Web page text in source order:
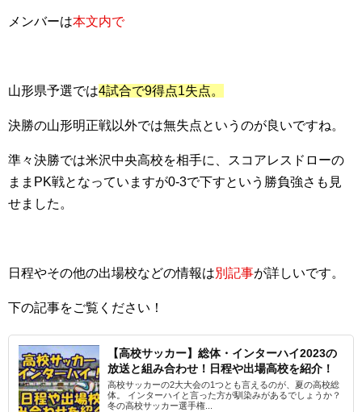
メンバーは本文内で
山形県予選では4試合で9得点1失点。
決勝の山形明正戦以外では無失点というのが良いですね。
準々決勝では米沢中央高校を相手に、スコアレスドローの
ままPK戦となっていますが0-3で下すという勝負強さも見
せました。
日程やその他の出場校などの情報は別記事が詳しいです。
下の記事をご覧ください！
【高校サッカー】総体・インターハイ2023の
放送と組み合わせ！日程や出場高校を紹介！
高校サッカーの2大大会の1つとも言えるのが、夏の高校総
体。 インターハイと言った方が馴染みがあるでしょうか？
冬の高校サッカー選手権...